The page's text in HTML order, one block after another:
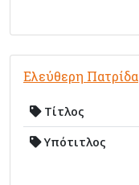
Ελεύθερη Πατρίδα
Τίτλος
Υπότιτλος